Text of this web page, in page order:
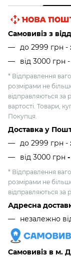
Самовивіз з
до 2999 грн -
від 3000 грн -
* Відправлення
розмірами не
відправляються за
вартості. Товари,
Покупця.
Доставка у
до 2999 грн -
від 3000 грн
* Відправлення
розмірами не
відправляються за
Адресна
незалежно
Самовивіз в м.